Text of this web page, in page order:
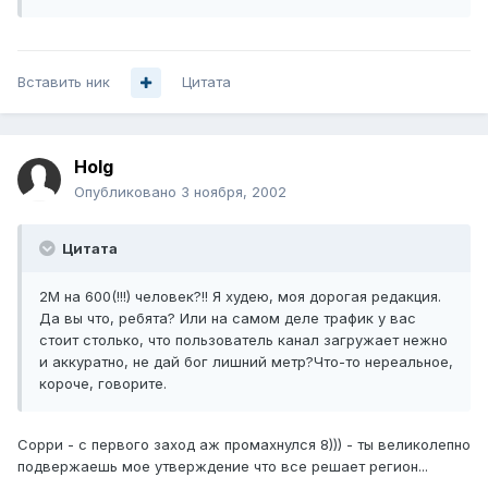
Вставить ник Цитата
Holg
Опубликовано 3 ноября, 2002
Цитата
2М на 600(!!!) человек?!! Я худею, моя дорогая редакция.
Да вы что, ребята? Или на самом деле трафик у вас
стоит столько, что пользователь канал загружает нежно
и аккуратно, не дай бог лишний метр?Что-то нереальное,
короче, говорите.
Сорри - с первого заход аж промахнулся 8))) - ты великолепно
подвержаешь мое утверждение что все решает регион...